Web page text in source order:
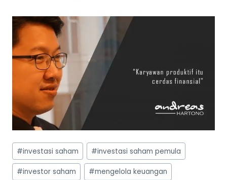
Post
Tags:
#investasi saham #investasi saham pemula
#investor saham #mengelola keuangan